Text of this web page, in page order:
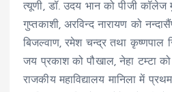
त्यूणी, डॉ. उदय भान को पीजी कॉलेज
गुप्तकाशी, अरविन्द नारायण को
बिजल्वाण, रमेश चन्द्र तथा कृष्णपाल
जय प्रकाश को पौखाल, नेहा टम्टा
राजकीय महाविद्यालय मानिला में